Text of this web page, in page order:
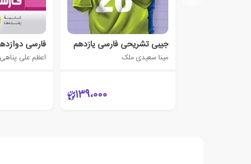
جیبی تشریحی فارسی یازدهم
مینا سعیدی ملک
139،000
فارسی
اعظم علی پناهی